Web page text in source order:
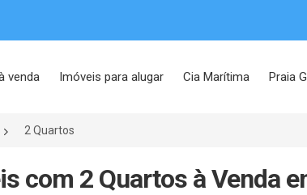
venda Imóveis para alugar Cia Marítima Praia
2 Quartos
com 2 Quartos à Venda